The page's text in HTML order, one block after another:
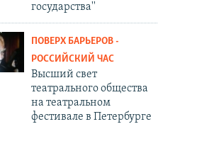
государства''
ПОВЕРХ БАРЬЕРОВ -
РОССИЙСКИЙ ЧАС
Высший свет
театрального общества
на театральном
фестивале в Петербурге